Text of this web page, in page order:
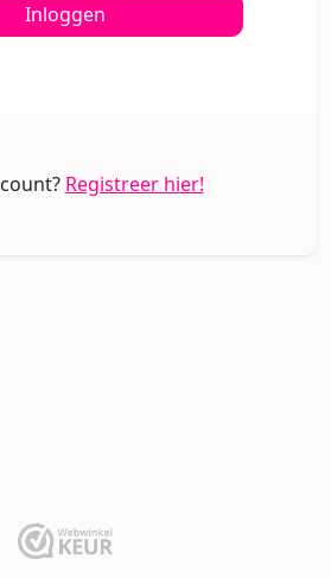
Inloggen
Registreer hier!